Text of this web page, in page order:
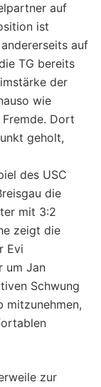
auf
ist
auf
TG bereits
der
wie
Dort
geholt,
des USC
die
mit 3:2
zeigt die
Evi
um Jan
Schwung
mitzunehmen,
zur